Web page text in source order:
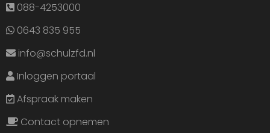
088-4253000
0643 835 955
info@schulzfd.nl
Inloggen portaal
Afspraak maken
Contact opnemen